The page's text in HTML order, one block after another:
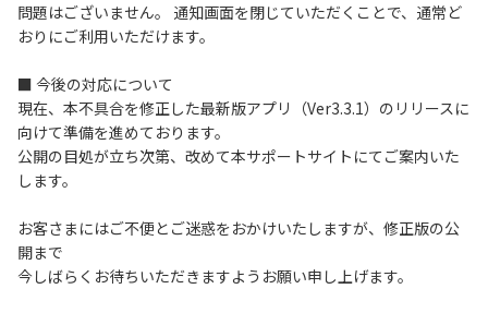
問題はございません。 通知画面を閉じていただくことで、通常ど
おりにご利用いただけます。
■ 今後の対応について
現在、本不具合を修正した最新版アプリ（Ver3.3.1）のリリースに
向けて準備を進めております。
公開の目処が立ち次第、改めて本サポートサイトにてご案内いた
します。
お客さまにはご不便とご迷惑をおかけいたしますが、修正版の公
開まで
今しばらくお待ちいただきますようお願い申し上げます。